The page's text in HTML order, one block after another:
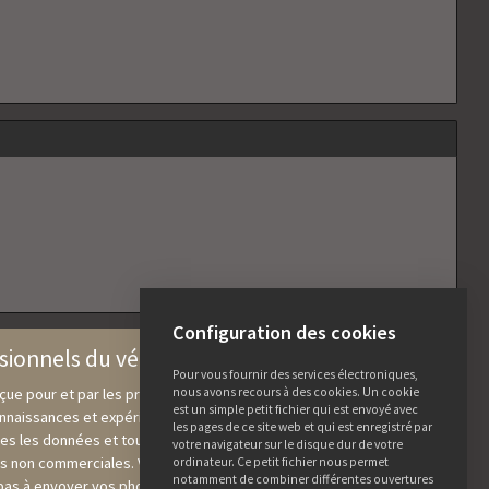
du végétal
pour et par les professionnels du végétal, sur laquelle nous
et expériences issues du secteur afin de les rendre
les données et toutes les photos qui y sont présentes peuvent
commerciales. Vous souhaitez partager vos connaissances
Configuration des cookies
Pour vous fournir des services électroniques,
nous avons recours à des cookies. Un cookie
est un simple petit fichier qui est envoyé avec
les pages de ce site web et qui est enregistré par
votre navigateur sur le disque dur de votre
ordinateur. Ce petit fichier nous permet
notamment de combiner différentes ouvertures